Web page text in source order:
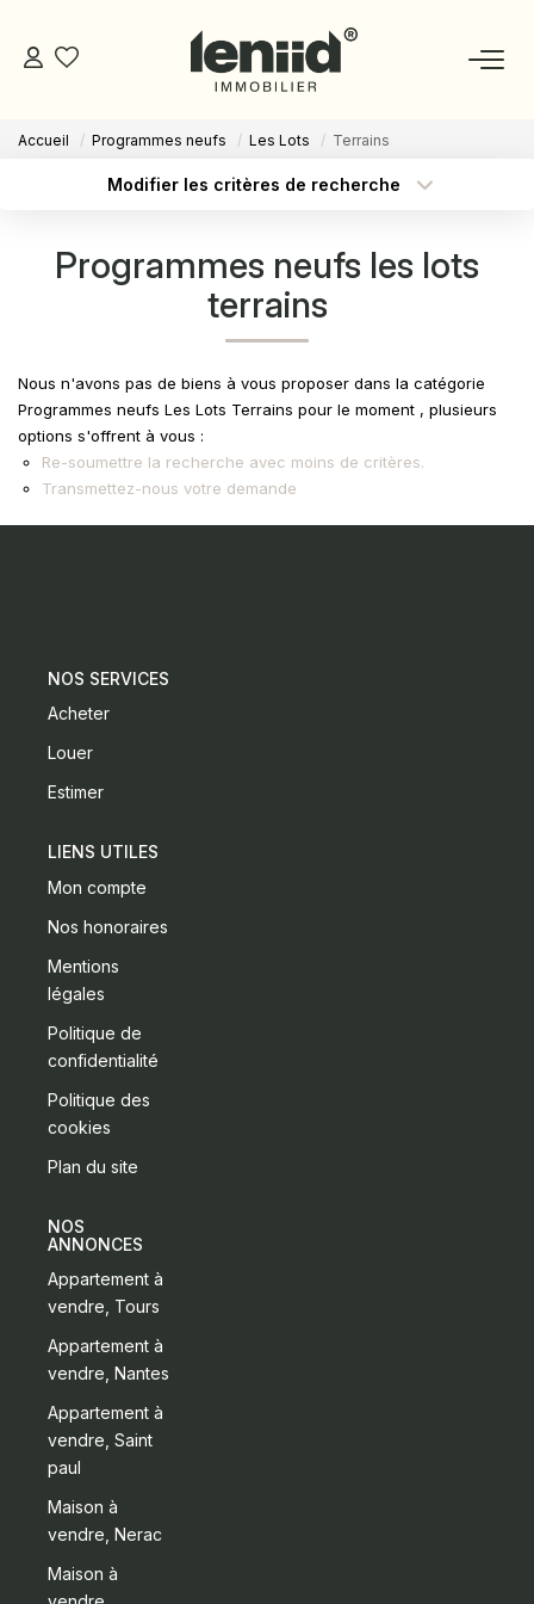
NOS BIENS
NOS CONSEILLERS
ESPACE MANDATAIRE
Accueil Programmes neufs Les Lots Terrains
Modifier les critères de recherche
Sélectionnez...
Type de bien
Surface min
Créer une alerte
Programmes neufs les lots
terrains
Nous n'avons pas de biens à vous proposer dans la catégorie
Programmes neufs Les Lots Terrains pour le moment , plusieurs
options s'offrent à vous :
Re-soumettre la recherche avec moins de critères.
Transmettez-nous votre demande
NOS SERVICES
Acheter
Louer
Estimer
LIENS UTILES
Mon compte
Nos honoraires
Mentions
légales
Politique de
confidentialité
Politique des
cookies
Plan du site
NOS
ANNONCES
Appartement à
vendre, Tours
Appartement à
vendre, Nantes
Appartement à
vendre, Saint
paul
Maison à
vendre, Nerac
Maison à